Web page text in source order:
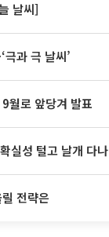
날씨]
과 극 날씨’
월로 앞당겨 발표
실성 털고 날개 다나
전략은